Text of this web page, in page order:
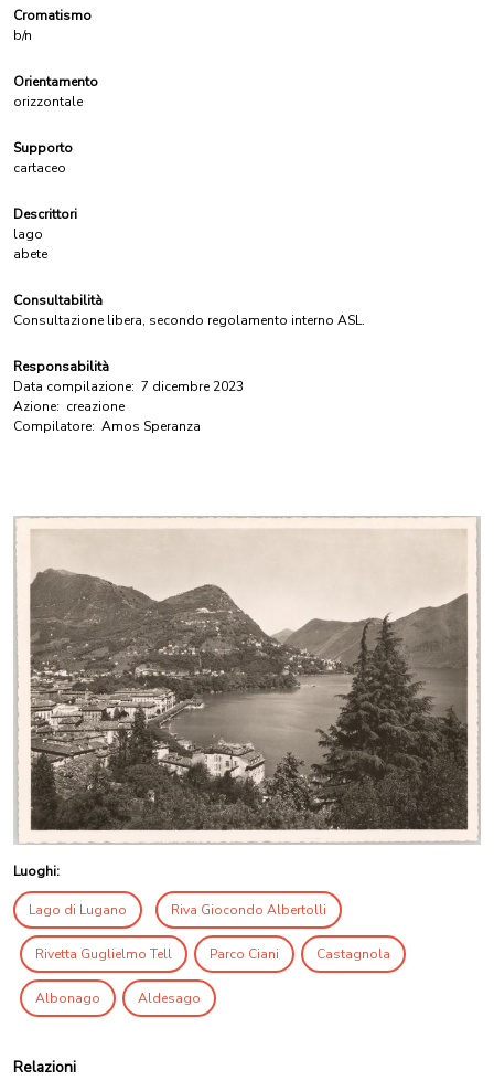
Cromatismo
b/n
Orientamento
orizzontale
Supporto
cartaceo
Descrittori
lago
abete
Consultabilità
Consultazione libera, secondo regolamento interno ASL.
Responsabilità
Data compilazione: 7 dicembre 2023
Azione: creazione
Compilatore: Amos Speranza
Luoghi:
Lago di Lugano Riva Giocondo Albertolli
Rivetta Guglielmo Tell Parco Ciani Castagnola
Albonago Aldesago
Relazioni